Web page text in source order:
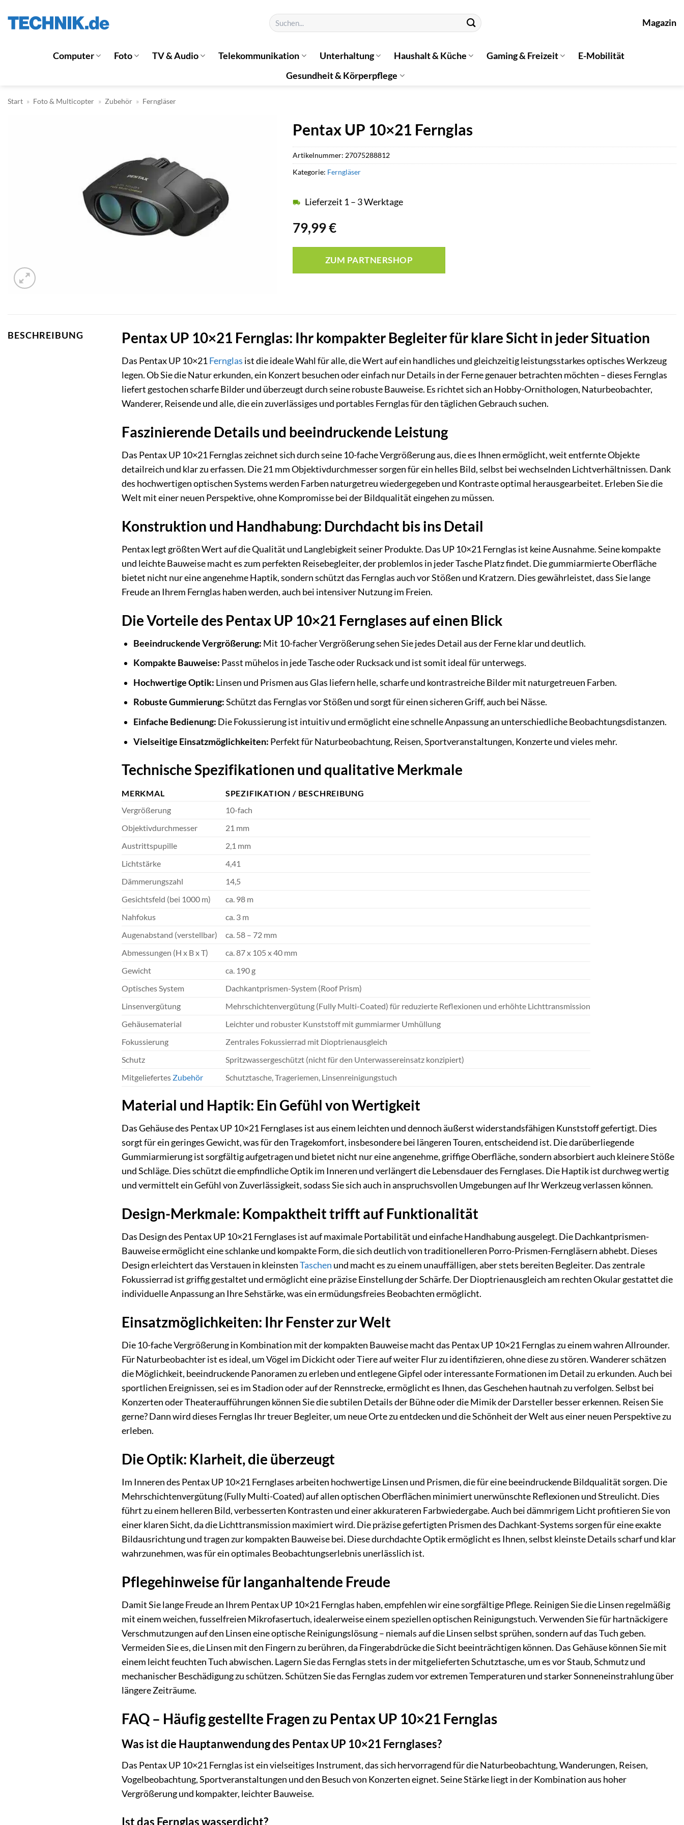
Inhalt
Suchen
nach:
Magazin
Computer Foto TV & Audio Telekommunikation Unterhaltung Haushalt & Küche Gaming & Freizeit
E-Mobilität
Gesundheit & Körperpflege
Start » Foto & Multicopter » Zubehör » Ferngläser
Pentax UP 10×21 Fernglas
79,99€
Lieferzeit 1 – 3 Werktage
ZUM PARTNERSHOP
Artikelnummer: 27075288812
Kategorie: Ferngläser
BESCHREIBUNG Pentax UP 10×21 Fernglas: Ihr kompakter Begleiter für klare Sicht in jeder Situation
Das Pentax UP 10×21Fernglas ist die ideale Wahl für alle, die Wert auf ein handliches und gleichzeitig leistungsstarkes optisches Werkzeug
legen. Ob Sie die Natur erkunden, ein Konzert besuchen oder einfach nur Details in der Ferne genauer betrachten möchten – dieses Fernglas
liefert gestochen scharfe Bilder und überzeugt durch seine robuste Bauweise. Es richtet sich an Hobby-Ornithologen, Naturbeobachter,
Wanderer, Reisende und alle, die ein zuverlässiges und portables Fernglas für den täglichen Gebrauch suchen.
Faszinierende Details und beeindruckende Leistung
Das Pentax UP 10×21 Fernglas zeichnet sich durch seine 10-fache Vergrößerung aus, die es Ihnen ermöglicht, weit entfernte Objekte
detailreich und klar zu erfassen. Die 21 mm Objektivdurchmesser sorgen für ein helles Bild, selbst bei wechselnden Lichtverhältnissen. Dank
des hochwertigen optischen Systems werden Farben naturgetreu wiedergegeben und Kontraste optimal herausgearbeitet. Erleben Sie die
Welt mit einer neuen Perspektive, ohne Kompromisse bei der Bildqualität eingehen zu müssen.
Konstruktion und Handhabung: Durchdacht bis ins Detail
Pentax legt größten Wert auf die Qualität und Langlebigkeit seiner Produkte. Das UP 10×21 Fernglas ist keine Ausnahme. Seine kompakte
und leichte Bauweise macht es zum perfekten Reisebegleiter, der problemlos in jeder Tasche Platz findet. Die gummiarmierte Oberfläche
bietet nicht nur eine angenehme Haptik, sondern schützt das Fernglas auch vor Stößen und Kratzern. Dies gewährleistet, dass Sie lange
Freude an Ihrem Fernglas haben werden, auch bei intensiver Nutzung im Freien.
Die Vorteile des Pentax UP 10×21 Fernglases auf einen Blick
Beeindruckende Vergrößerung: Mit 10-facher Vergrößerung sehen Sie jedes Detail aus der Ferne klar und deutlich.
Kompakte Bauweise: Passt mühelos in jede Tasche oder Rucksack und ist somit ideal für unterwegs.
Hochwertige Optik: Linsen und Prismen aus Glas liefern helle, scharfe und kontrastreiche Bilder mit naturgetreuen Farben.
Robuste Gummierung:Schützt das Fernglas vor Stößen und sorgt für einen sicheren Griff, auch bei Nässe.
Einfache Bedienung: Die Fokussierung ist intuitiv und ermöglicht eine schnelle Anpassung an unterschiedliche Beobachtungsdistanzen.
Vielseitige Einsatzmöglichkeiten: Perfekt für Naturbeobachtung, Reisen, Sportveranstaltungen, Konzerte und vieles mehr.
Technische Spezifikationen und qualitative Merkmale
MERKMAL
SPEZIFIKATION / BESCHREIBUNG
Vergrößerung
10-fach
Objektivdurchmesser
21 mm
Austrittspupille
2,1 mm
Lichtstärke
4,41
Dämmerungszahl
14,5
Gesichtsfeld (bei 1000 m)
ca. 98 m
Nahfokus
ca. 3 m
Augenabstand (verstellbar)
ca. 58 – 72 mm
Abmessungen (H x B x T)
ca. 87 x 105 x 40 mm
Gewicht
ca. 190 g
Optisches System
Dachkantprismen-System (Roof Prism)
Linsenvergütung
Mehrschichtenvergütung (Fully Multi-Coated) für reduzierte Reflexionen und erhöhte Lichttransmission
Gehäusematerial
Leichter und robuster Kunststoff mit gummiarmer Umhüllung
Fokussierung
Zentrales Fokussierrad mit Dioptrienausgleich
Schutz
Spritzwassergeschützt (nicht für den Unterwassereinsatz konzipiert)
Mitgeliefertes Zubehör Schutztasche, Trageriemen, Linsenreinigungstuch
Material und Haptik: Ein Gefühl von Wertigkeit
Das Gehäuse des Pentax UP 10×21 Fernglases ist aus einem leichten und dennoch äußerst widerstandsfähigen Kunststoff gefertigt. Dies
sorgt für ein geringes Gewicht, was für den Tragekomfort, insbesondere bei längeren Touren, entscheidend ist. Die darüberliegende
Gummiarmierung ist sorgfältig aufgetragen und bietet nicht nur eine angenehme, griffige Oberfläche, sondern absorbiert auch kleinere Stöße
und Schläge. Dies schützt die empfindliche Optik im Inneren und verlängert die Lebensdauer des Fernglases. Die Haptik ist durchweg wertig
und vermittelt ein Gefühl von Zuverlässigkeit, sodass Sie sich auch in anspruchsvollen Umgebungen auf Ihr Werkzeug verlassen können.
Design-Merkmale: Kompaktheit trifft auf Funktionalität
Das Design des Pentax UP 10×21 Fernglases ist auf maximale Portabilität und einfache Handhabung ausgelegt. Die Dachkantprismen-
Bauweise ermöglicht eine schlanke und kompakte Form, die sich deutlich von traditionelleren Porro-Prismen-Ferngläsern abhebt. Dieses
Design erleichtert das Verstauen in kleinstenTaschen und macht es zu einem unauffälligen, aber stets bereiten Begleiter. Das zentrale
Fokussierrad ist griffig gestaltet und ermöglicht eine präzise Einstellung der Schärfe. Der Dioptrienausgleich am rechten Okular gestattet die
individuelle Anpassung an Ihre Sehstärke, was ein ermüdungsfreies Beobachten ermöglicht.
Einsatzmöglichkeiten: Ihr Fenster zur Welt
Die 10-fache Vergrößerung in Kombination mit der kompakten Bauweise macht das Pentax UP 10×21 Fernglas zu einem wahren Allrounder.
Für Naturbeobachter ist es ideal, um Vögel im Dickicht oder Tiere auf weiter Flur zu identifizieren, ohne diese zu stören. Wanderer schätzen
die Möglichkeit, beeindruckende Panoramen zu erleben und entlegene Gipfel oder interessante Formationen im Detail zu erkunden. Auch bei
sportlichen Ereignissen, sei es im Stadion oder auf der Rennstrecke, ermöglicht es Ihnen, das Geschehen hautnah zu verfolgen. Selbst bei
Konzerten oder Theateraufführungen können Sie die subtilen Details der Bühne oder die Mimik der Darsteller besser erkennen. Reisen Sie
gerne? Dann wird dieses Fernglas Ihr treuer Begleiter, um neue Orte zu entdecken und die Schönheit der Welt aus einer neuen Perspektive zu
erleben.
Die Optik: Klarheit, die überzeugt
Im Inneren des Pentax UP 10×21 Fernglases arbeiten hochwertige Linsen und Prismen, die für eine beeindruckende Bildqualität sorgen. Die
Mehrschichtenvergütung (Fully Multi-Coated) auf allen optischen Oberflächen minimiert unerwünschte Reflexionen und Streulicht. Dies
führt zu einem helleren Bild, verbesserten Kontrasten und einer akkurateren Farbwiedergabe. Auch bei dämmrigem Licht profitieren Sie von
einer klaren Sicht, da die Lichttransmission maximiert wird. Die präzise gefertigten Prismen des Dachkant-Systems sorgen für eine exakte
Bildausrichtung und tragen zur kompakten Bauweise bei. Diese durchdachte Optik ermöglicht es Ihnen, selbst kleinste Details scharf und klar
wahrzunehmen, was für ein optimales Beobachtungserlebnis unerlässlich ist.
Pflegehinweise für langanhaltende Freude
Damit Sie lange Freude an Ihrem Pentax UP 10×21 Fernglas haben, empfehlen wir eine sorgfältige Pflege. Reinigen Sie die Linsen regelmäßig
mit einem weichen, fusselfreien Mikrofasertuch, idealerweise einem speziellen optischen Reinigungstuch. Verwenden Sie für hartnäckigere
Verschmutzungen auf den Linsen eine optische Reinigungslösung – niemals auf die Linsen selbst sprühen, sondern auf das Tuch geben.
Vermeiden Sie es, die Linsen mit den Fingern zu berühren, da Fingerabdrücke die Sicht beeinträchtigen können. Das Gehäuse können Sie mit
einem leicht feuchten Tuch abwischen. Lagern Sie das Fernglas stets in der mitgelieferten Schutztasche, um es vor Staub, Schmutz und
mechanischer Beschädigung zu schützen. Schützen Sie das Fernglas zudem vor extremen Temperaturen und starker Sonneneinstrahlung über
längere Zeiträume.
FAQ – Häufig gestellte Fragen zu Pentax UP 10×21 Fernglas
Was ist die Hauptanwendung des Pentax UP 10×21 Fernglases?
Das Pentax UP 10×21 Fernglas ist ein vielseitiges Instrument, das sich hervorragend für die Naturbeobachtung, Wanderungen, Reisen,
Vogelbeobachtung, Sportveranstaltungen und den Besuch von Konzerten eignet. Seine Stärke liegt in der Kombination aus hoher
Vergrößerung und kompakter, leichter Bauweise.
Ist das Fernglas wasserdicht?